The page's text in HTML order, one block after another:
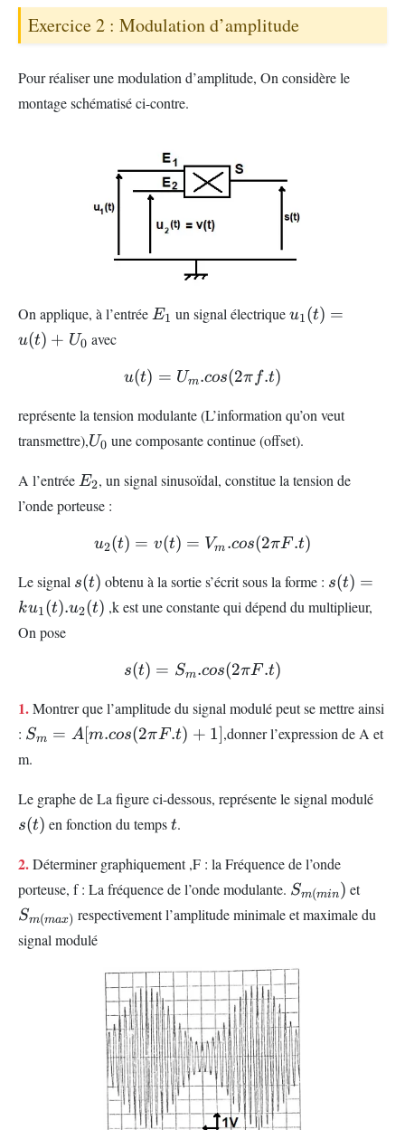
2,5.10^{-5}
Exercice 2 : Modulation d’amplitude
Pour réaliser une modulation d’amplitude, On considère le
montage schématisé ci-contre.
On applique, à l’entrée E_{1}
E1 un signal électriqueu_{1}
u1(t) =
u(t) + U0 avec
u(t)=U_{m}.cos(2\pi f.t)
u(t) = Um.cos(2π f.t)
représente la tension modulante (L’information qu’on veut
transmettre),U_{0}
U0 une composante continue (offset).
A l’entrée E_{2}
E2, un signal sinusoïdal, constitue la tension de
l’onde porteuse :
u2(t) = v(t) = Vm .cos(2πF.t)
Le signal s(t)
s(t) obtenu à la sortie s’écrit sous la forme : s(t) =
ku1(t).u2(t) ,k est une constante qui dépend du multiplieur,
On pose
s(t)=S_{m}.cos(2\pi F.t)
s(t) = Sm.cos(2πF.t)
1.Montrer que l’amplitude du signal modulé peut se mettre ainsi
: S_{m}=A[m.cos(2\pi
Sm = A[m.cos(2πF.t) + 1],donner l’expression de A et
m.
Le graphe de La figure ci-dessous, représente le signal modulé
s(t) en fonction du tempst
t.
2.Déterminer graphiquement ,F : la Fréquence de l’onde
porteuse, f : La fréquence de l’onde modulante. S_{m(min})
Sm(min) et
Sm(max) respectivement l’amplitude minimale et maximale du
signal modulé